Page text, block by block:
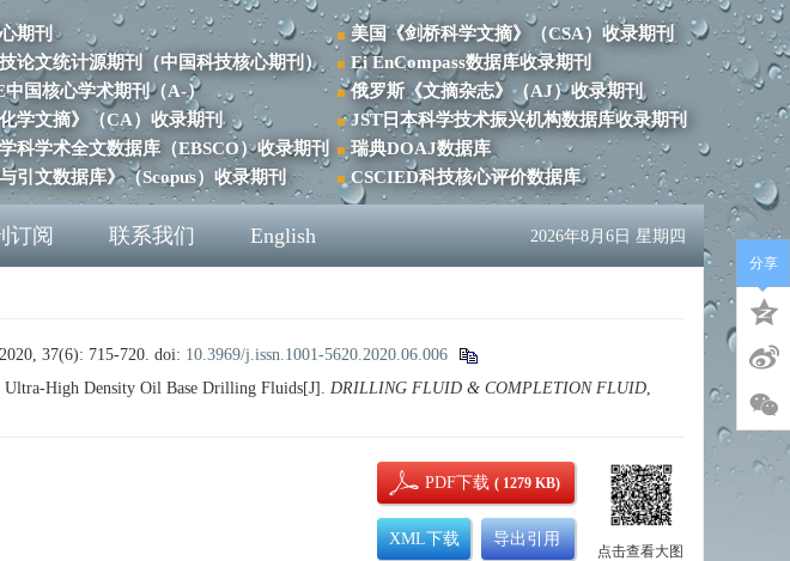
期刊
论文统计源期刊（中国科技核心期刊）
中国核心学术期刊（A-）
学文摘》（CA）收录期刊
科学术全文数据库（EBSCO）收录期刊
引文数据库》（Scopus）收录期刊
美国《剑桥科学文摘》（CSA）收录期刊
Ei EnCompass数据库收录期刊
俄罗斯《文摘杂志》（AJ）收录期刊
JST日本科学技术振兴机构数据库收录期刊
瑞典DOAJ数据库
CSCIED科技核心评价数据库
订阅 联系我们 English 2026年8月6日 星期四
37(6): 715-720. doi: 10.3969/j.issn.1001-5620.2020.06.006
High Density Oil Base Drilling Fluids[J]. DRILLING FLUID & COMPLETION FLUID,
PDF下载( 1279 KB)
XML下载 导出引用
点击查看大图
分享